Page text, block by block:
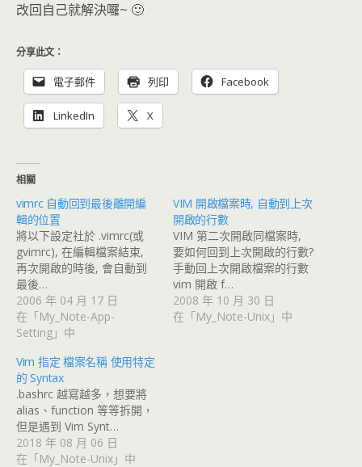
改回自己就解決囉~ 🙂
分享此文：
電子郵件 列印 Facebook
LinkedIn X
相關
vimrc 自動回到最後離開編
輯的位置
將以下設定社於 .vimrc(或
gvimrc), 在編輯檔案結束,
再次開啟的時後, 會自動到
最後…
2006 年 04 月 17 日
在「My_Note-App-
Setting」中
VIM 開啟檔案時, 自動到上次
開啟的行數
VIM 第二次開啟同檔案時,
要如何回到上次開啟的行數?
手動回上次開啟檔案的行數
vim 開啟 f…
2008 年 10 月 30 日
在「My_Note-Unix」中
Vim 指定 檔案名稱 使用特定
的 Syntax
.bashrc 越寫越多，想要將
alias、function 等等拆開，
但是遇到 Vim Synt…
2018 年 08 月 06 日
在「My_Note-Unix」中